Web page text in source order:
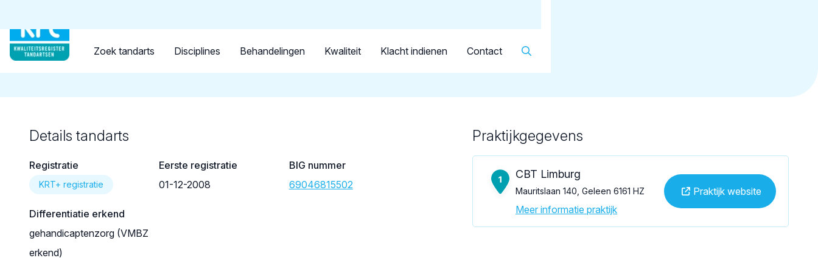
Zoek tandarts Disciplines Behandelingen Kwaliteit Klacht indienen Contact
Terug naar overzicht van der Heijden, G.
Details tandarts
Registratie
KRT+ registratie
Eerste registratie
01-12-2008
BIG nummer
69046815502
Differentiatie erkend
gehandicaptenzorg (VMBZ
erkend)
Praktijkgegevens
CBT Limburg
Mauritslaan 140, Geleen 6161 HZ
Meer informatie praktijk
Praktijk website